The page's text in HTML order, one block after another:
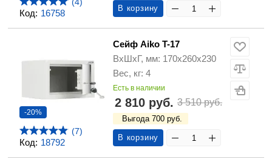
Код: 16758
(4)
В корзину
Код: 18792
-20%
(7)
Сейф Aiko T-17
ВхШхГ, мм: 170x260x230
Вес, кг: 4
Есть в наличии
2 810 руб. 3 510 руб.
Выгода 700 руб.
В корзину